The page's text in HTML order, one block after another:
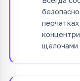
щелочами